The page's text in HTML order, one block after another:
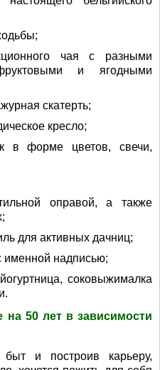
чая с разными
и ягодными
скатерть;
кресло;
в форме цветов, свечи,
оправой, а также
для активных дачниц;
именной надписью;
соковыжималка
50 лет в зависимости
и построив карьеру,